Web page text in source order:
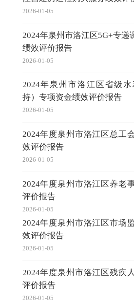
2026-01-05
2024年泉州市洛江区5G+专递
绩效评价报告
2026-01-05
2024年泉州市洛江区省级
持）专项资金绩效评价报告
2026-01-05
2024年度泉州市洛江区总工
效评价报告
2026-01-05
2024年度泉州市洛江区养老
评价报告
2026-01-05
2024年度泉州市洛江区市场
效评价报告
2026-01-05
2024年度泉州市洛江区残疾
评价报告
2026-01-05